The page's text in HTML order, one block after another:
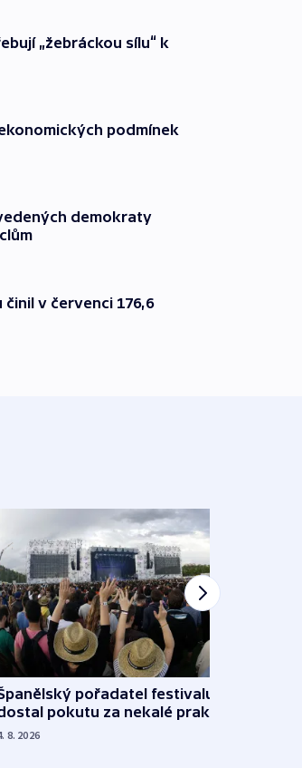
„žebráckou sílu“ k
podmínek
demokraty
v červenci 176,6
pořadatel festivalu
pokutu za nekalé praktiky
8. 2026